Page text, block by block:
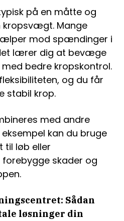
på en måtte og
kropsvægt. Mange
mod spændinger i
lærer dig at bevæge
bedre kropskontrol.
og du får
stabil krop.
med andre
kan du bruge
til løb eller
skader og
Sådan
løsninger din